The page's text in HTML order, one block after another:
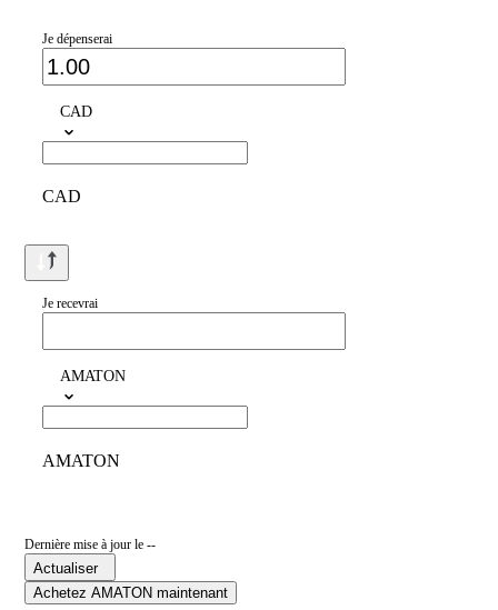
Je dépenserai
CAD
CAD
Je recevrai
AMATON
AMATON
Dernière mise à jour le --
Actualiser
Achetez AMATON maintenant